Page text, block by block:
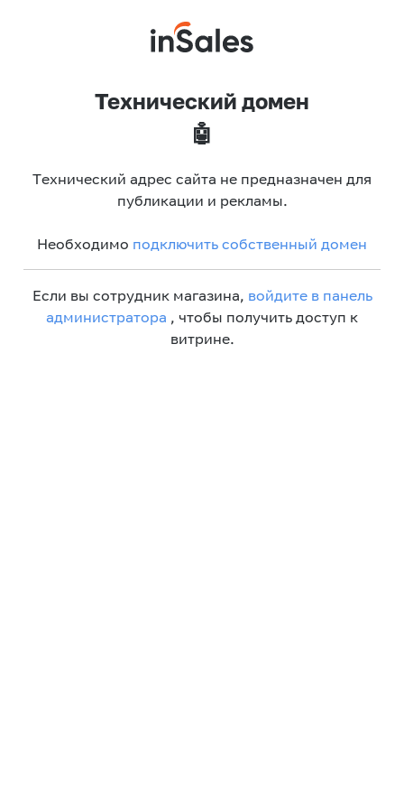
Технический домен
🤖
Технический адрес сайта не предназначен для
публикации и рекламы.
Необходимо подключить собственный домен
Если вы сотрудник магазина, войдите в панель
администратора , чтобы получить доступ к
витрине.